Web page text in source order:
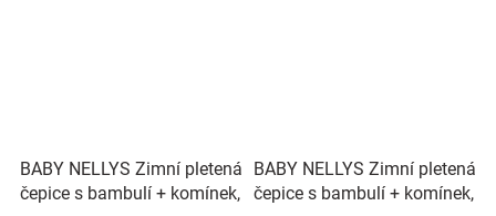
BABY NELLYS Zimní pletená
čepice s bambulí + komínek,
BABY NELLYS Zimní pletená
čepice s bambulí + komínek,